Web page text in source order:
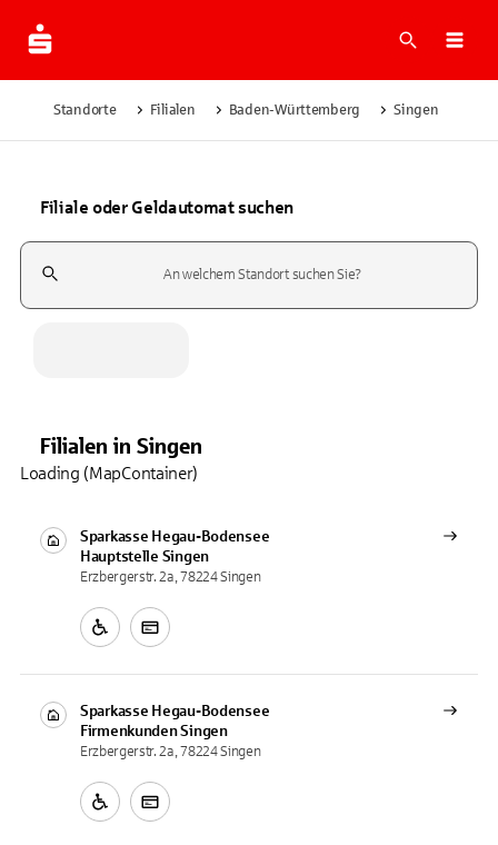
Suche
Standorte Filialen Baden-Württemberg Singen
Filiale oder Geldautomat suchen
Suchfeld
Filialen in Singen
Sparkasse Hegau-Bodensee
Hauptstelle Singen
Erzbergerstr. 2a, 78224 Singen
Sparkasse Hegau-Bodensee
FirmenkundenSingen
Erzbergerstr. 2a, 78224 Singen
Loading (MapContainer)